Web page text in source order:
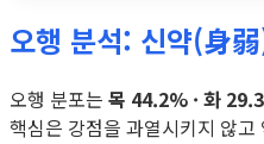
오행 분석: 신약(身
오행 분포는 목 44.2% · 화
핵심은 강점을 과열시키지 않고